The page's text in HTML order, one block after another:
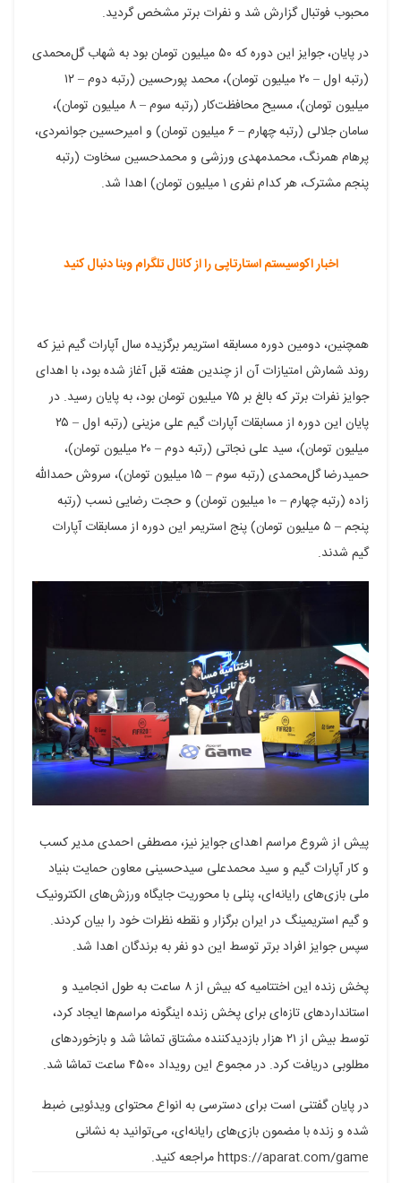
محبوب فوتبال گزارش شد و نفرات برتر مشخص گردید.
در پایان، جوایز این دوره که ۵۰ میلیون تومان بود به شهاب گل‌محمدی‌
(رتبه اول – ۲۰ میلیون تومان)، محمد پورحسین‌ (رتبه دوم – ۱۲
میلیون تومان)، مسیح محافظت‌کار (رتبه سوم – ۸ میلیون تومان)،
سامان جلالی (رتبه چهارم – ۶ میلیون تومان) و امیرحسین جوانمردی،
پرهام همرنگ، محمدمهدی ورزشی و محمدحسین سخاوت (رتبه
پنجم مشترک، هر کدام نفری ۱ میلیون تومان) اهدا شد.
اخبار اکوسیستم استارتاپی را از کانال تلگرام وبنا دنبال کنید
همچنین، دومین دوره مسابقه استریمر برگزیده سال آپارات گیم نیز که
روند شمارش امتیازات آن از چندین هفته قبل آغاز شده بود، با اهدای
جوایز نفرات برتر که بالغ بر ۷۵ میلیون تومان بود، به پایان رسید. در
پایان این دوره از مسابقات آپارات گیم علی مزینی (رتبه اول – ۲۵
میلیون تومان)، سید علی نجاتی (رتبه دوم – ۲۰ میلیون تومان)،
حمیدرضا گل‌محمدی (رتبه سوم – ۱۵ میلیون تومان)، سروش حمدالله
زاده (رتبه چهارم – ۱۰ میلیون تومان) و حجت رضایی نسب (رتبه
پنجم – ۵ میلیون تومان) پنج استریمر این دوره از مسابقات آپارات
گیم شدند.
پیش از شروع مراسم اهدای جوایز نیز، مصطفی احمدی مدیر کسب
و کار آپارات گیم و سید محمدعلی سیدحسینی معاون حمایت بنیاد
ملی بازی‌های رایانه‌ای، پنلی با محوریت جایگاه ورزش‌های الکترونیک
و گیم استریمینگ در ایران برگزار و نقطه نظرات خود را بیان کردند.
سپس جوایز افراد برتر توسط این دو نفر به برندگان اهدا شد.
پخش زنده این اختتامیه که بیش از ۸ ساعت به طول انجامید و
استانداردهای تازه‌ای برای پخش زنده اینگونه مراسم‌ها ایجاد کرد،
توسط بیش از ۲۱ هزار بازدیدکننده مشتاق تماشا شد و بازخوردهای
مطلوبی دریافت کرد. در مجموع این رویداد ۴۵۰۰ ساعت تماشا شد.
در پایان گفتنی است برای دسترسی به انواع محتوای ویدئویی ضبط
شده و زنده با مضمون بازی‌های رایانه‌ای، می‌توانید به نشانی
https://aparat.com/game مراجعه کنید.